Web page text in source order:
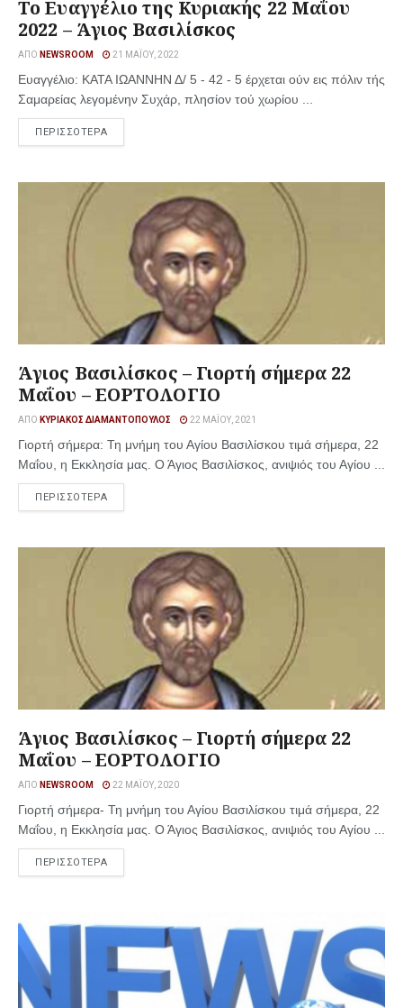
Το Ευαγγέλιο της Κυριακής 22 Μαΐου
2022 – Άγιος Βασιλίσκος
ΑΠΌ NEWSROOM 21 ΜΑΪ́ΟΥ, 2022
Ευαγγέλιο: ΚΑΤΑ ΙΩΑΝΝΗΝ Δ/ 5 - 42 - 5 έρχεται ούν εις πόλιν τής
Σαμαρείας λεγομένην Συχάρ, πλησίον τού χωρίου ...
ΠΕΡΙΣΣΟΤΕΡΑ
Άγιος Βασιλίσκος – Γιορτή σήμερα 22
Μαΐου – ΕΟΡΤΟΛΟΓΙΟ
ΑΠΌ ΚΥΡΙΆΚΟΣ ΔΙΑΜΑΝΤΌΠΟΥΛΟΣ 22 ΜΑΪ́ΟΥ, 2021
Γιορτή σήμερα: Τη μνήμη του Αγίου Βασιλίσκου τιμά σήμερα, 22
Μαΐου, η Εκκλησία μας. Ο Άγιος Βασιλίσκος, ανιψιός του Αγίου ...
ΠΕΡΙΣΣΟΤΕΡΑ
Άγιος Βασιλίσκος – Γιορτή σήμερα 22
Μαΐου – ΕΟΡΤΟΛΟΓΙΟ
ΑΠΌ NEWSROOM 22 ΜΑΪ́ΟΥ, 2020
Γιορτή σήμερα- Τη μνήμη του Αγίου Βασιλίσκου τιμά σήμερα, 22
Μαΐου, η Εκκλησία μας. Ο Άγιος Βασιλίσκος, ανιψιός του Αγίου ...
ΠΕΡΙΣΣΟΤΕΡΑ